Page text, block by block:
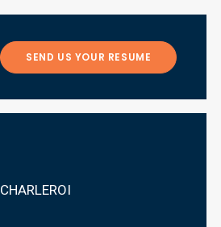
SEND US YOUR RESUME
CHARLEROI